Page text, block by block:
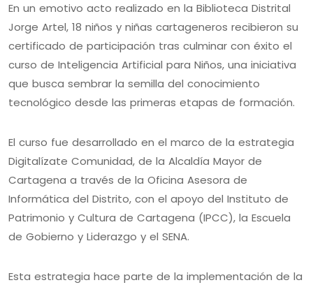
En un emotivo acto realizado en la Biblioteca Distrital
Jorge Artel, 18 niños y niñas cartageneros recibieron su
certificado de participación tras culminar con éxito el
curso de Inteligencia Artificial para Niños, una iniciativa
que busca sembrar la semilla del conocimiento
tecnológico desde las primeras etapas de formación.
El curso fue desarrollado en el marco de la estrategia
Digitalízate Comunidad, de la Alcaldía Mayor de
Cartagena a través de la Oficina Asesora de
Informática del Distrito, con el apoyo del Instituto de
Patrimonio y Cultura de Cartagena (IPCC), la Escuela
de Gobierno y Liderazgo y el SENA.
Esta estrategia hace parte de la implementación de la